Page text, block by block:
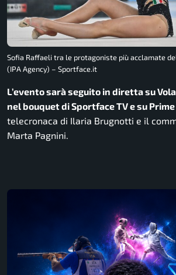
Sofia Raffaeli tra le protagoniste più acclamate
(IPA Agency) – Sportface.it
L’evento sarà seguito in diretta su
nel bouquet di Sportface TV e su
telecronaca di Ilaria Brugnotti e il
Marta Pagnini.